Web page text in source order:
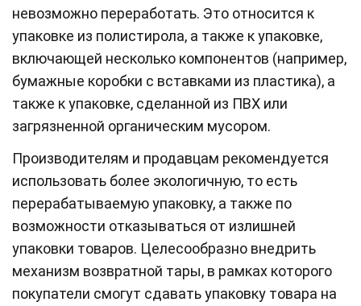
невозможно переработать. Это относится к
упаковке из полистирола, а также к упаковке,
включающей несколько компонентов (например,
бумажные коробки с вставками из пластика), а
также к упаковке, сделанной из ПВХ или
загрязненной органическим мусором.
Производителям и продавцам рекомендуется
использовать более экологичную, то есть
перерабатываемую упаковку, а также по
возможности отказываться от излишней
упаковки товаров. Целесообразно внедрить
механизм возвратной тары, в рамках которого
покупатели смогут сдавать упаковку товара на